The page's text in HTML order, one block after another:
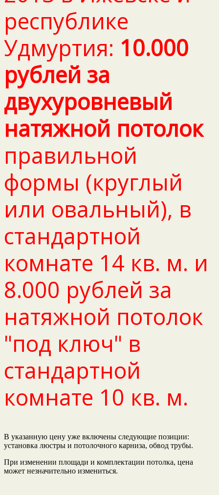
республике
Удмуртия: 10.000
рублей за
двухуровневый
натяжной потолок
правильной
формы (круглый
или овальный), в
стандартной
комнате 14 кв. м. и
8.000 рублей за
натяжной потолок
"под ключ" в
стандартной
комнате 10 кв. м.
В указанную цену уже включены следующие позиции:
установка люстры и потолочного карниза, обвод трубы.
При изменении площади и комплектации потолка, цена
может незначительно измениться.